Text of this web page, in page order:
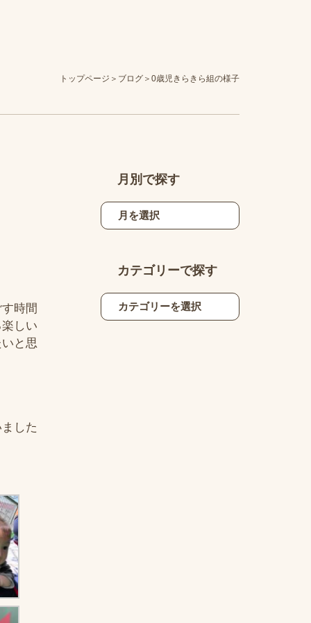
トップページ ブログ 0歳児きらきら組の様子
時間
しい
と思
した
月別で探す
カテゴリーで探す